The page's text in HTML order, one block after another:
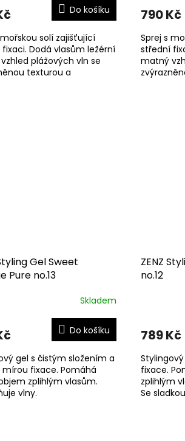
Do košíku
solí zajišťující
Dodá vlasům ležérní
plážových vln se
texturou a
790 Kč
Sprej s
střední
matný
Gel Sweet
Pure no.13
Skladem
Do košíku
gel s čistým složením a
fixace. Pomáhá
zplihlým vlasům.
vlny.
ZENZ
no.12
789 Kč
fixace.
zplihlým
Se